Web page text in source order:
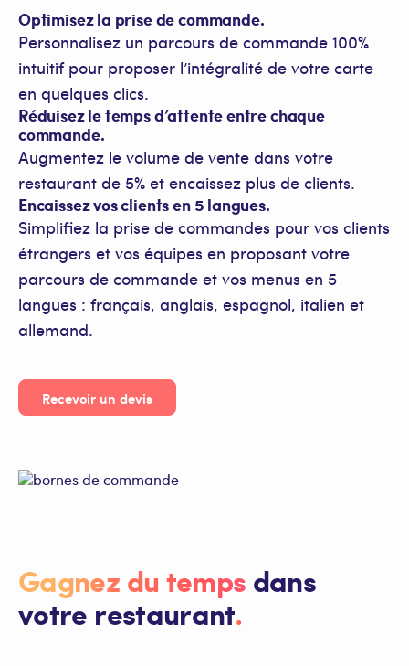
Optimisez la prise de commande.
Personnalisez un parcours de commande 100%
intuitif pour proposer l’intégralité de votre carte
en quelques clics.
Réduisez le temps d’attente entre chaque
commande.
Augmentez le volume de vente dans votre
restaurant de 5% et encaissez plus de clients.
Encaissez vos clients en 5 langues.
Simplifiez la prise de commandes pour vos clients
étrangers et vos équipes en proposant votre
parcours de commande et vos menus en 5
langues : français, anglais, espagnol, italien et
allemand.
Recevoir un devis
Gagnez du tempsdans
votre restaurant.